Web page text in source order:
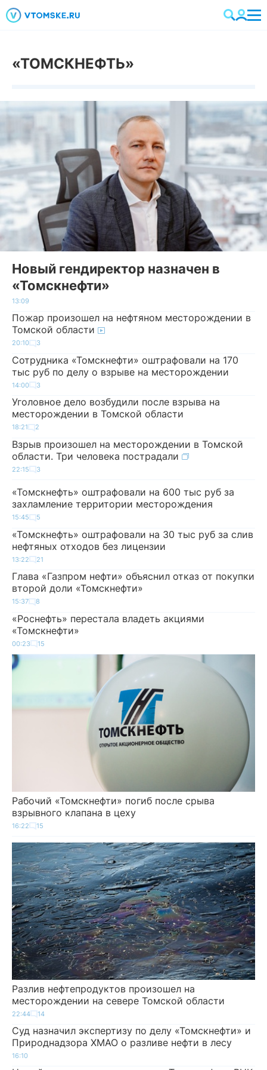
«ТОМСКНЕФТЬ»
Новый гендиректор назначен в
«Томскнефти»
13:09
Пожар произошел на нефтяном месторождении в
Томской области
20:10 3
Сотрудника «Томскнефти» оштрафовали на 170
тыс руб по делу о взрыве на месторождении
14:00 3
Уголовное дело возбудили после взрыва на
месторождении в Томской области
18:21 2
Взрыв произошел на месторождении в Томской
области. Три человека пострадали
22:15 3
«Томскнефть» оштрафовали на 600 тыс руб за
захламление территории месторождения
15:45 5
«Томскнефть» оштрафовали на 30 тыс руб за слив
нефтяных отходов без лицензии
13:22 21
Глава «Газпром нефти» объяснил отказ от покупки
второй доли «Томскнефти»
15:37 8
«Роснефть» перестала владеть акциями
«Томскнефти»
00:23 15
Рабочий «Томскнефти» погиб после срыва
взрывного клапана в цеху
16:22 15
Разлив нефтепродуктов произошел на
месторождении на севере Томской области
22:44 14
Суд назначил экспертизу по делу «Томскнефти» и
Природнадзора ХМАО о разливе нефти в лесу
16:10